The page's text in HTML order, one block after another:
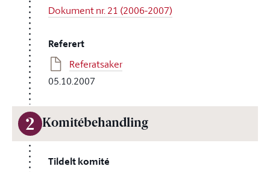
Dokument nr. 21 (2006-2007)
Referert
Referatsaker
05.10.2007
2 Komitébehandling
Tildelt komité